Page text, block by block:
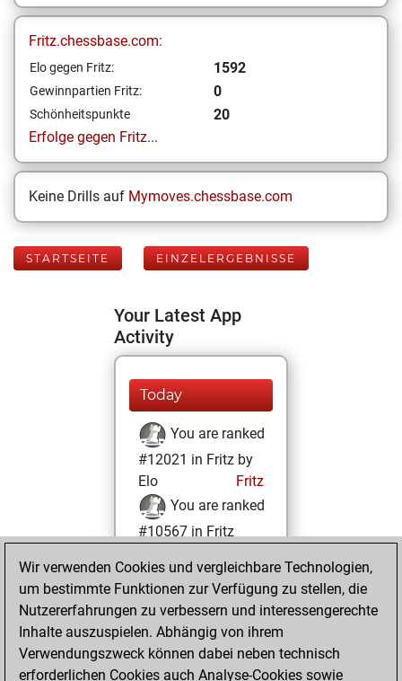
Fritz.chessbase.com:
Elo gegen Fritz: 1592
Gewinnpartien Fritz: 0
Schönheitspunkte
20
Erfolge gegen Fritz...
Keine Drills auf Mymoves.chessbase.com
STARTSEITE EINZELERGEBNISSE
Your Latest App
Activity
Today
You are ranked
#12021 in Fritz by
Elo
Fritz
You are ranked
#10567 in Fritz
Dienstag, April 18,
2023
You achieved a
BeautyScore of 20
Wir verwenden Cookies und vergleichbare Technologien,
um bestimmte Funktionen zur Verfügung zu stellen, die
Nutzererfahrungen zu verbessern und interessengerechte
Inhalte auszuspielen. Abhängig von ihrem
Verwendungszweck können dabei neben technisch
erforderlichen Cookies auch Analyse-Cookies sowie